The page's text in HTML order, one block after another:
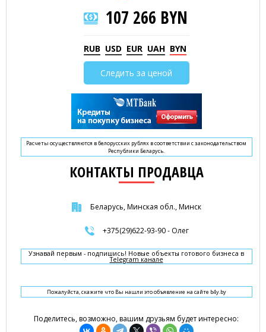
107 266 BYN
RUB USD EUR UAH BYN
Следить за ценой
Расчеты осуществляются в белорусских рублях в соответствии с законодательством
Республики Беларусь.
КОНТАКТЫ ПРОДАВЦА
Беларусь, Минская обл., Минск
+375(29)622-93-90 - Олег
Узнавай первым - подпишись! Новые объекты готового бизнеса в
Telegram канале
Пожалуйста, скажите что Вы нашли это объявление на сайте b4y.by
Поделитесь, возможно, вашим друзьям будет интересно: